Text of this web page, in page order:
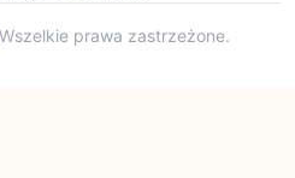
prawa zastrzeżone.